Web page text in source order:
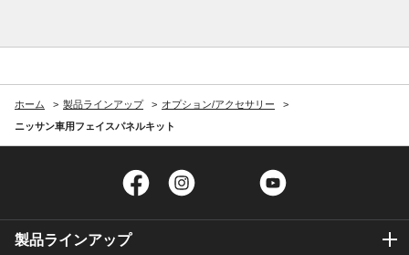
ホーム 製品ラインアップ
オプション/アクセサリー
ニッサン車用フェイスパネルキット
Facebook Twitter
製品ラインアップ